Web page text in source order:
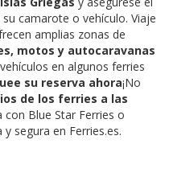
camarote o vehículo. Viaje
amplias zonas de
motos y autocaravanas
en algunos ferries
su reserva ahora¡No
de los ferries a las
con Blue Star Ferries o
segura en Ferries.es.